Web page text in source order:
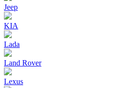
Jeep
KIA
Lada
Land Rover
Lexus